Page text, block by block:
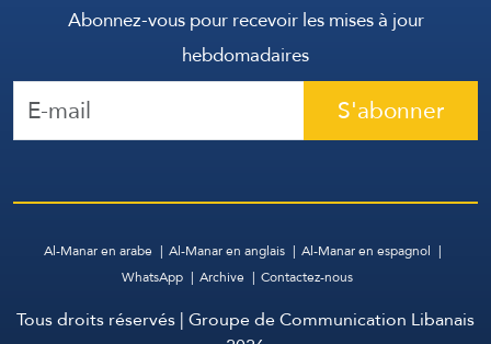
Abonnez-vous pour recevoir les mises à jour
hebdomadaires
S'abonner
Al-Manar en arabe Al-Manar en anglais
Al-Manar en espagnol
WhatsApp
Archive Contactez-nous
Tous droits réservés | Groupe de Communication Libanais